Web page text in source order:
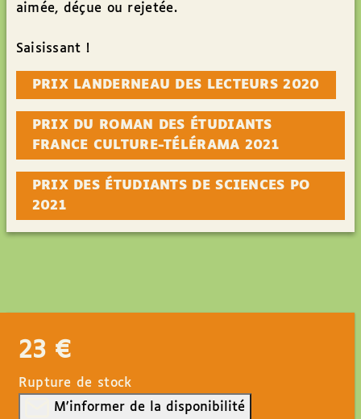
aimée, déçue ou rejetée.
Saisissant !
PRIX LANDERNEAU DES LECTEURS 2020
PRIX DU ROMAN DES ÉTUDIANTS
FRANCE CULTURE-TÉLÉRAMA 2021
PRIX DES ÉTUDIANTS DE SCIENCES PO
2021
23 €
Rupture de stock
M'informer de la disponibilité